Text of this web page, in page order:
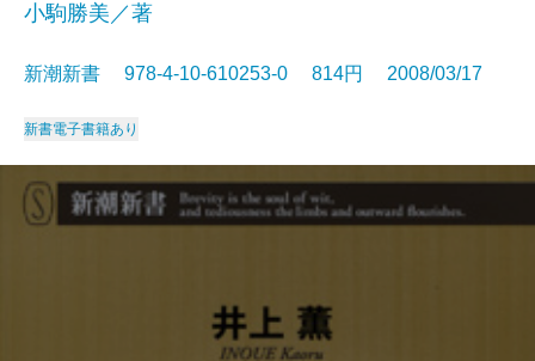
小駒勝美／著
新潮新書 978-4-10-610253-0 814円 2008/03/17
新書電子書籍あり